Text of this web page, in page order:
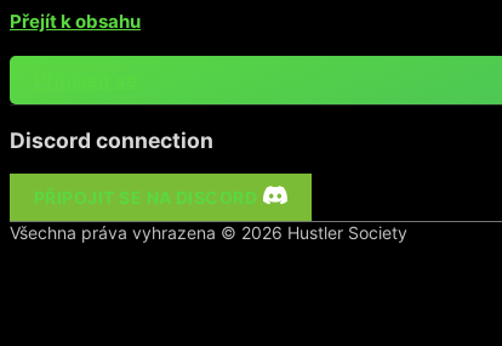
Přejít k obsahu
Discord connection
PŘIPOJIT SE NA DISCORD
Všechna práva vyhrazena © 2026 Hustler Society